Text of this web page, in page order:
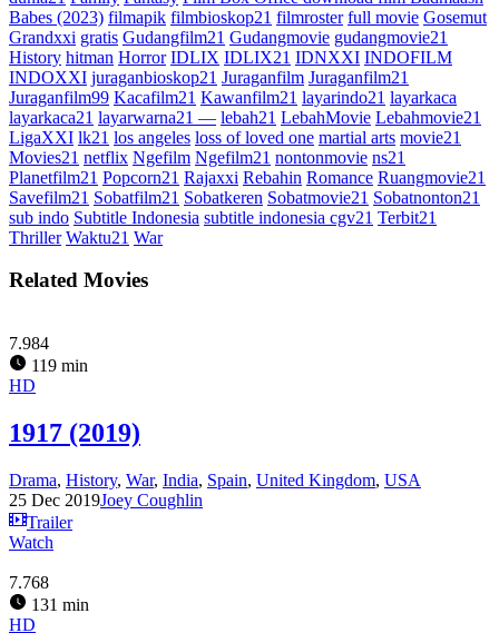
Babes (2023) filmapik filmbioskop21 filmroster full movie Gosemut
Grandxxi gratis Gudangfilm21 Gudangmovie gudangmovie21
History hitman Horror IDLIX IDLIX21 IDNXXI INDOFILM
INDOXXI juraganbioskop21 Juraganfilm Juraganfilm21
Juraganfilm99 Kacafilm21 Kawanfilm21 layarindo21 layarkaca
layarkaca21 layarwarna21 — lebah21 LebahMovie Lebahmovie21
LigaXXI lk21 los angeles loss of loved one martial arts movie21
Movies21 netflix Ngefilm Ngefilm21 nontonmovie ns21
Planetfilm21 Popcorn21 Rajaxxi Rebahin Romance Ruangmovie21
Savefilm21 Sobatfilm21 Sobatkeren Sobatmovie21 Sobatnonton21
sub indo Subtitle Indonesia subtitle indonesia cgv21 Terbit21
Thriller Waktu21 War
Related Movies
7.984
119 min
HD
1917 (2019)
Drama, History, War, India, Spain, United Kingdom, USA
25 Dec 2019Joey Coughlin
Trailer
Watch
7.768
131 min
HD